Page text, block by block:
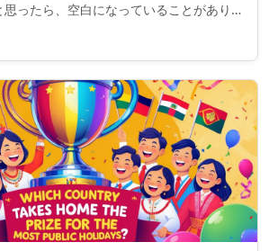
ったら、空白になっていることがありま
ンデー」も、「労働者の日」も、「独立